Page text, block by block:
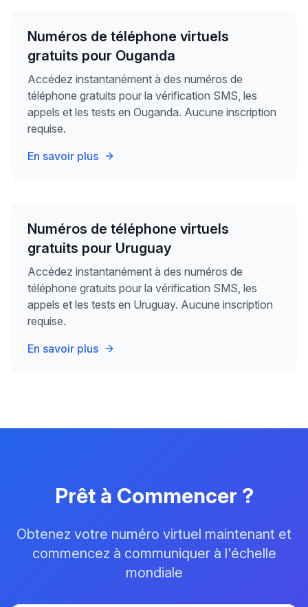
Numéros de téléphone virtuels
gratuits pour Ouganda
Accédez instantanément à des numéros de
téléphone gratuits pour la vérification SMS, les
appels et les tests en Ouganda. Aucune inscription
requise.
En savoir plus
Numéros de téléphone virtuels
gratuits pour Uruguay
Accédez instantanément à des numéros de
téléphone gratuits pour la vérification SMS, les
appels et les tests en Uruguay. Aucune inscription
requise.
En savoir plus
Prêt à Commencer ?
Obtenez votre numéro virtuel maintenant et
commencez à communiquer à l'échelle
mondiale